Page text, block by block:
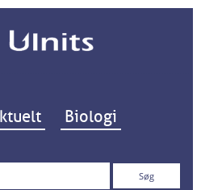
Hop til indhold
Biologi